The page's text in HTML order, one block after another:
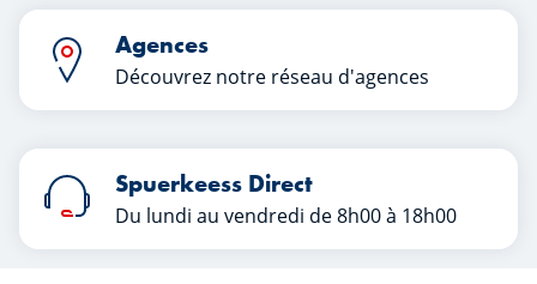
Agences
Découvrez notre réseau d'agences
Spuerkeess Direct
Du lundi au vendredi de 8h00 à 18h00